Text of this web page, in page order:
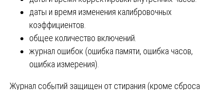
даты и время изменения калибровочных
коэффициентов.
общее количество включений.
журнал ошибок (ошибка памяти, ошибка часов,
ошибка измерения).
Журнал событий защищен от стирания (кроме сброса